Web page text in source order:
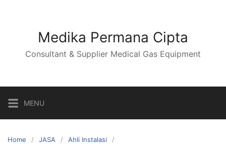
Medika Permana Cipta
Consultant & Supplier Medical Gas Equipment
MENU
Home JASA
Ahli Instalasi